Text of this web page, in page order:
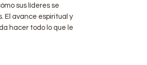
sus líderes se
El avance espiritual y
hacer todo lo que le